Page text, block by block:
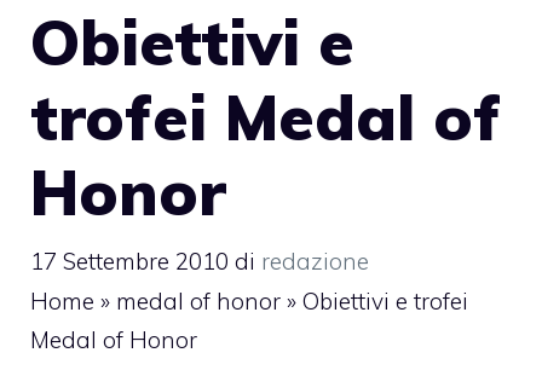
Obiettivi e
trofei Medal of
Honor
17 Settembre 2010 di redazione
Home » medal of honor » Obiettivi e trofei
Medal of Honor